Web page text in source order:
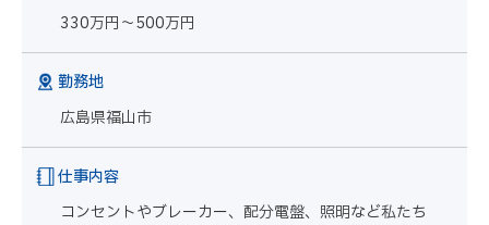
330万円～500万円
勤務地
広島県福山市
仕事内容
コンセントやブレーカー、配分電盤、照明など私たち